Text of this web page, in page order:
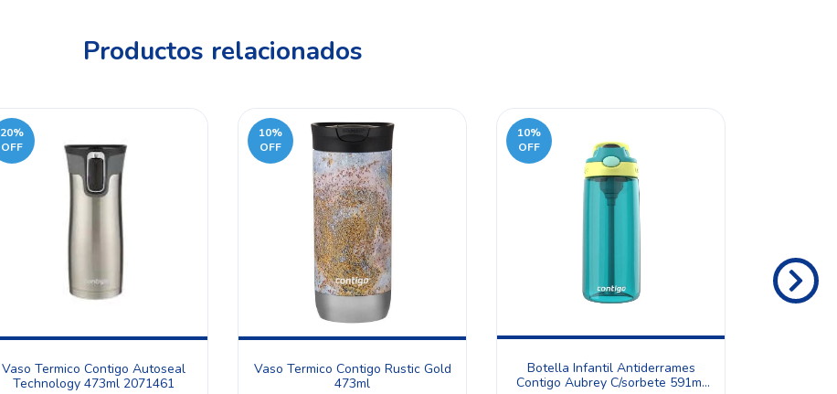
Productos relacionados
20%
OFF
Vaso Termico Contigo Autoseal
Technology 473ml 2071461
10%
OFF
Vaso Termico Contigo Rustic Gold
473ml
10%
OFF
Botella Infantil Antiderrames
Contigo Aubrey C/sorbete 591ml